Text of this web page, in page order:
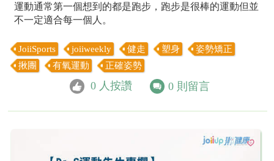
運動通常第一個想到的都是跑步，跑步是很棒的運動但並
不一定適合每一個人。
JoiiSports joiiweekly 健走 塑身
姿勢矯正
揪團
有氧運動 正確姿勢
0 人按讚 0 則留言